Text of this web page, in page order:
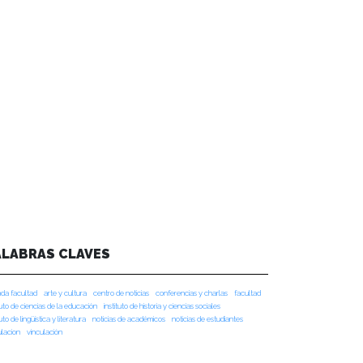
CLAVES
facultad arte y cultura centro de noticias conferencias y charlas
facultad
de ciencias de la educación
instituto de historia y ciencias sociales
de lingüística y literatura
noticias de académicos
noticias de estudiantes
vinculación